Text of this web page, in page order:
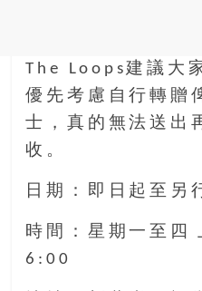
The Loops建議大
優先考慮自行轉贈
士，真的無法送出
收。
日期：即日起至另
時間：星期一至四
6:00